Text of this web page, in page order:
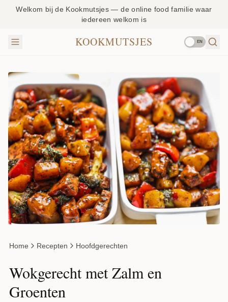
Welkom bij de Kookmutsjes — de online food familie waar
iedereen welkom is
KOOKMUTSJES EN
Home Recepten Hoofdgerechten
Wokgerecht met Zalm en
Groenten